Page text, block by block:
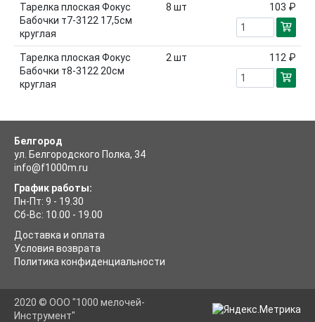
Тарелка плоская Фокус
Бабочки т7-3122 17,5см
круглая
8 шт 103 ₽
Тарелка плоская Фокус
Бабочки т8-3122 20см
круглая
2 шт 112 ₽
Белгород
ул. Белгородского Полка, 34
info@f1000m.ru
График работы:
Пн-Пт: 9 - 19.30
Сб-Вс: 10.00 - 19.00
Доставка и оплата
Условия возврата
Политика конфиденциальности
2020 © ООО "1000 мелочей-
Инструмент"